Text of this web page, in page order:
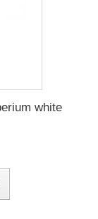
white